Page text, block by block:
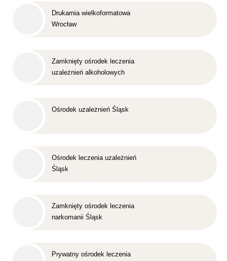
Drukarnia wielkoformatowa
Wrocław
Zamknięty ośrodek leczenia
uzależnień alkoholowych
Ośrodek uzależnień Śląsk
Ośrodek leczenia uzależnień
Śląsk
Zamknięty ośrodek leczenia
narkomanii Śląsk
Prywatny ośrodek leczenia